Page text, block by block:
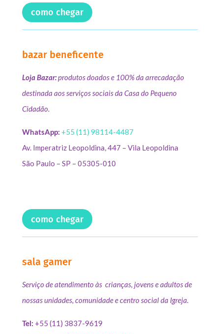
como chegar
bazar beneficente
Loja Bazar:produtos doados e 100% da arrecadação
destinada aos serviços sociais da Casa do Pequeno
Cidadão.
WhatsApp: +55 (11) 98114-4487
Av. Imperatriz Leopoldina, 447 – Vila Leopoldina
São Paulo – SP – 05305-010
como chegar
sala gamer
Serviço de atendimento às crianças, jovens e adultos de
nossas unidades, comunidade e centro social da Igreja.
Tel: +55 (11) 3837-9619